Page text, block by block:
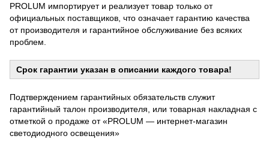
PROLUM импортирует и реализует товар только от
официальных поставщиков, что означает гарантию качества
от производителя и гарантийное обслуживание без всяких
проблем.
Срок гарантии указан в описании каждого товара!
Подтверждением гарантийных обязательств служит
гарантийный талон производителя, или товарная накладная с
отметкой о продаже от «PROLUM — интернет-магазин
светодиодного освещения»